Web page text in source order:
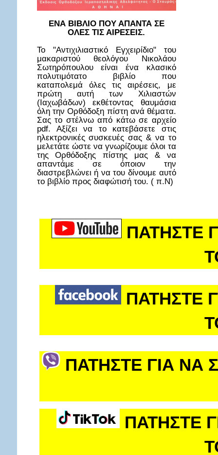
ΕΝΑ ΒΙΒΛΙΟ ΠΟΥ ΑΠΑΝΤΑ ΣΕ
ΟΛΕΣ ΤΙΣ ΑΙΡΕΣΕΙΣ.
Το "Αντιχιλιαστικό Εγχειρίδιο" του
μακαριστού θεολόγου Νικολάου
Σωτηρόπουλου είναι ένα κλασικό
πολυτιμότατο βιβλίο που
καταπολεμά όλες τις αιρέσεις, με
πρώτη αυτή των Χιλιαστών
(Ιαχωβάδων) εκθέτοντας θαυμάσια
όλη την Ορθόδοξη πίστη ανά θέματα.
Σας το στέλνω από κάτω σε αρχείο
pdf. Αξίζει να το κατεβάσετε στις
ηλεκτρονικές συσκευές σας & να το
μελετάτε ώστε να γνωρίζουμε όλοι τα
της Ορθόδοξης πίστης μας & να
απαντάμε σε όποιον την
διαστρεβλώνει ή να του δίνουμε αυτό
το βιβλίο προς διαφώτισή του. ( π.Ν)
ΠΑΤΗΣΤΕ
ΠΑΤΗΣΤΕ
ΠΑΤΗΣΤΕ ΓΙΑ ΝΑ
ΠΑΤΗΣΤΕ